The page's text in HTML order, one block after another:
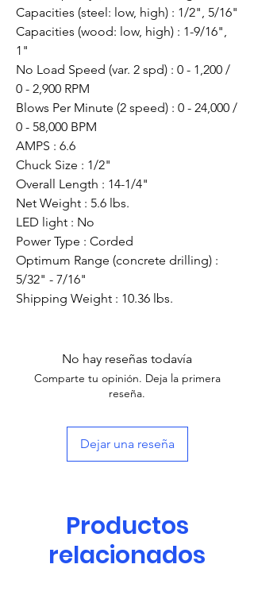
Capacities (steel: low, high) : 1/2", 5/16"
Capacities (wood: low, high) : 1-9/16",
1"
No Load Speed (var. 2 spd) : 0 - 1,200 /
0 - 2,900 RPM
Blows Per Minute (2 speed) : 0 - 24,000 /
0 - 58,000 BPM
AMPS : 6.6
Chuck Size : 1/2"
Overall Length : 14-1/4"
Net Weight : 5.6 lbs.
LED light : No
Power Type : Corded
Optimum Range (concrete drilling) :
5/32" - 7/16"
Shipping Weight : 10.36 lbs.
No hay reseñas todavía
Comparte tu opinión. Deja la primera
reseña.
Dejar una reseña
Productos
relacionados